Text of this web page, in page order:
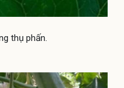
thụ phấn.